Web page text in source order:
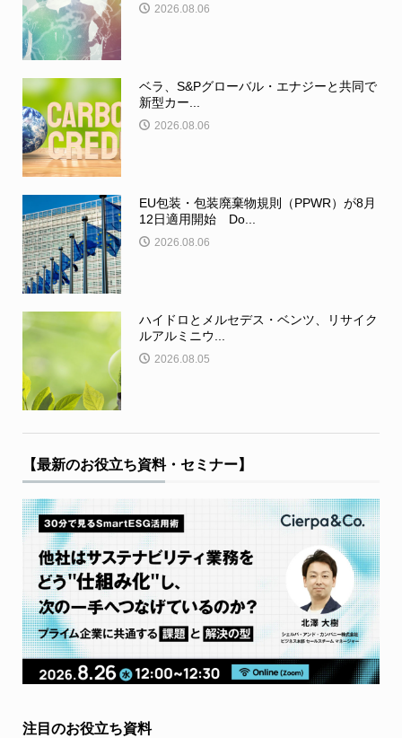
2026.08.06
ベラ、S&Pグローバル・エナジーと共同で
新型カー...
2026.08.06
EU包装・包装廃棄物規則（PPWR）が8月
12日適用開始 Do...
2026.08.06
ハイドロとメルセデス・ベンツ、リサイク
ルアルミニウ...
2026.08.05
【最新のお役立ち資料・セミナー】
注目のお役立ち資料